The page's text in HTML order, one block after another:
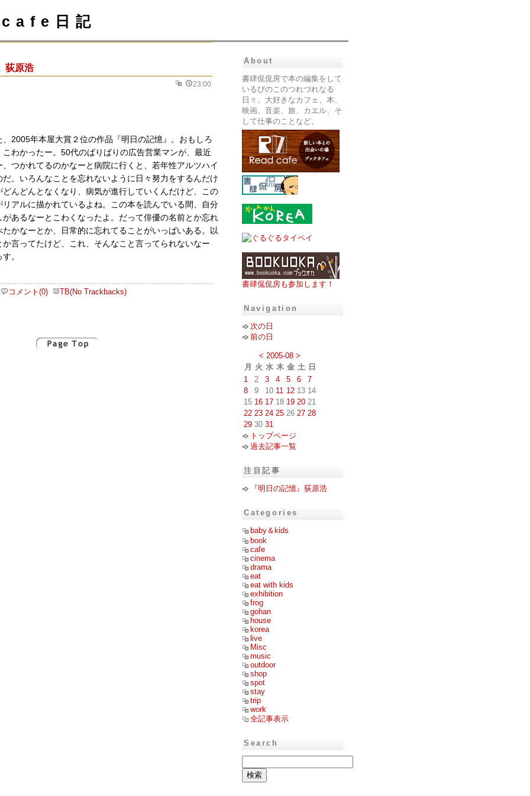
cafe日記
荻原浩
23:00
、2005年本屋大賞２位の作品『明日の記憶』。おもしろ
わかったー。50代のばりばりの広告営業マンが、最近
つかれてるのかなーと病院に行くと、若年性アルツハイ
だ。いろんなことを忘れないように日々努力をするんだけ
どんどんとなくなり、病気が進行していくんだけど、この
リアルに描かれているよね。この本を読んでいる間、自分
があるなーとこわくなったよ。だって俳優の名前とか忘れ
たかなーとか、日常的に忘れてることがいっぱいある。以
言ってたけど、これ、そんなこと言ってられないなー
。
コメント(0) TB(No Trackbacks)
About
書肆侃侃房で本の編集をして
いるぴのこのつれづれなる
日々。大好きなカフェ、本、
映画、音楽、旅、カエル、そ
して仕事のことなど。
書肆侃侃房も参加します！
Navigation
次の日
前の日
< 2005-08 >
月
火 水 木 金 土 日
1
2 3 4 5 6
7
8
9 10 11 12 13 14
15 16 17 18 19 20 21
22 23 24 25 26 27 28
29 30 31
トップページ
過去記事一覧
注目記事
『明日の記憶』荻原浩
Categories
baby＆kids
book
cafe
cinema
drama
eat
eat with kids
exhibition
frog
gohan
house
korea
live
Misc
music
outdoor
shop
spot
stay
trip
work
全記事表示
Search